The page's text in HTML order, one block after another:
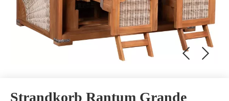
Strandkorb Rantum Grande